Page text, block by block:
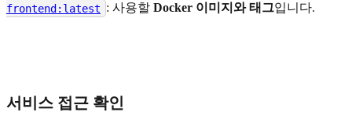
frontend:latest : 사용할Docker 이미지와 태그입니다.
서비스 접근 확인